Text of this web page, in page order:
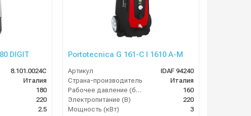
DIGIT
8.101.0024C
Италия
180
220
2.5
Portotecnica G 161-C I 1610 A-M
Артикул
IDAF 94240
Страна-производитель
Италия
Рабочее давление (бар)
160
Электропитание (В)
220
Мощность (кВт)
3